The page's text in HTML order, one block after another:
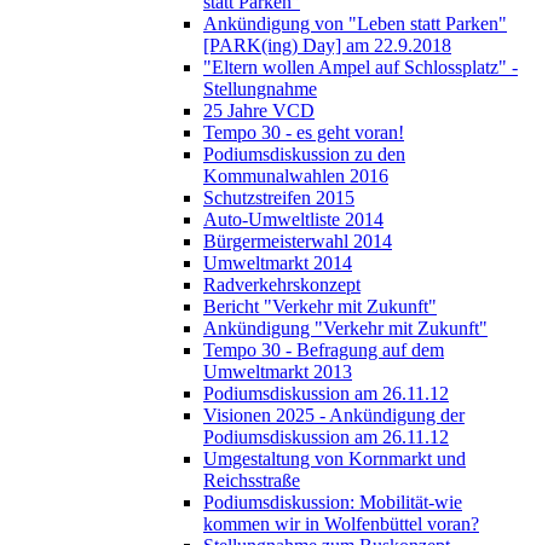
Ankündigung von "Leben statt Parken"
[PARK(ing) Day] am 22.9.2018
"Eltern wollen Ampel auf Schlossplatz" -
Stellungnahme
25 Jahre VCD
Tempo 30 - es geht voran!
Podiumsdiskussion zu den
Kommunalwahlen 2016
Schutzstreifen 2015
Auto-Umweltliste 2014
Bürgermeisterwahl 2014
Umweltmarkt 2014
Radverkehrskonzept
Bericht "Verkehr mit Zukunft"
Ankündigung "Verkehr mit Zukunft"
Tempo 30 - Befragung auf dem
Umweltmarkt 2013
Podiumsdiskussion am 26.11.12
Visionen 2025 - Ankündigung der
Podiumsdiskussion am 26.11.12
Umgestaltung von Kornmarkt und
Reichsstraße
Podiumsdiskussion: Mobilität-wie
kommen wir in Wolfenbüttel voran?